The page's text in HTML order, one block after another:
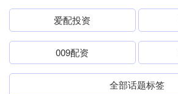
爱配投资
009配资
全部话题标签